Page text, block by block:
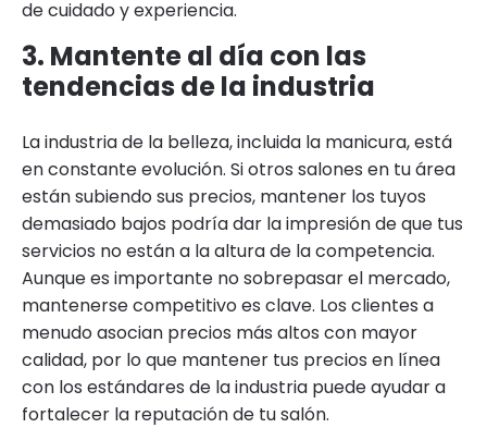
de cuidado y experiencia.
3. Mantente al día con las
tendencias de la industria
La industria de la belleza, incluida la manicura, está
en constante evolución. Si otros salones en tu área
están subiendo sus precios, mantener los tuyos
demasiado bajos podría dar la impresión de que tus
servicios no están a la altura de la competencia.
Aunque es importante no sobrepasar el mercado,
mantenerse competitivo es clave. Los clientes a
menudo asocian precios más altos con mayor
calidad, por lo que mantener tus precios en línea
con los estándares de la industria puede ayudar a
fortalecer la reputación de tu salón.